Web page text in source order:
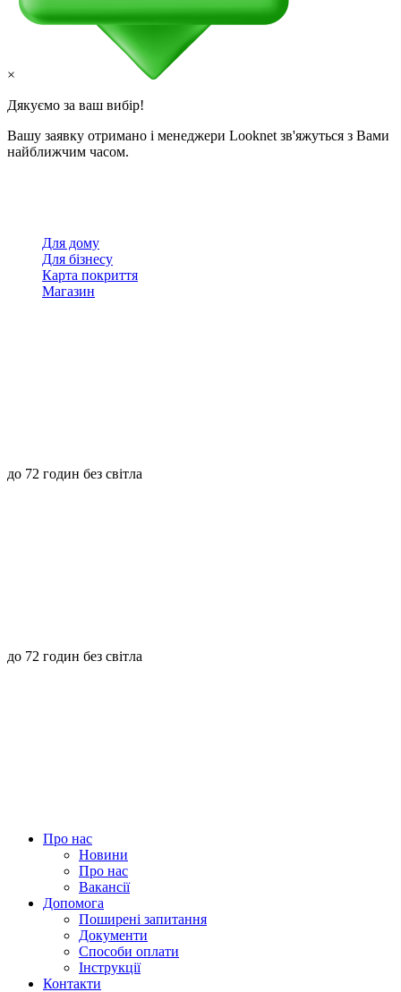
×
Дякуємо за ваш вибір!
Вашу заявку отримано і менеджери Looknet зв'яжуться з Вами
найближчим часом.
Для дому
Для бізнесу
Карта покриття
Магазин
до 72 годин без світла
до 72 годин без світла
Про нас
Новини
Про нас
Вакансії
Допомога
Поширені запитання
Документи
Способи оплати
Інструкції
Контакти